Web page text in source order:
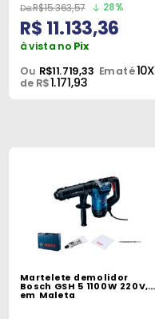
R$15.363,57 28%
R$ 11.133,36
à vista no Pix
Ou R$11.719,33 Em até10X
de R$1.171,93
Martelete demolidor
Bosch GSH 5 1100W 220V,
em Maleta